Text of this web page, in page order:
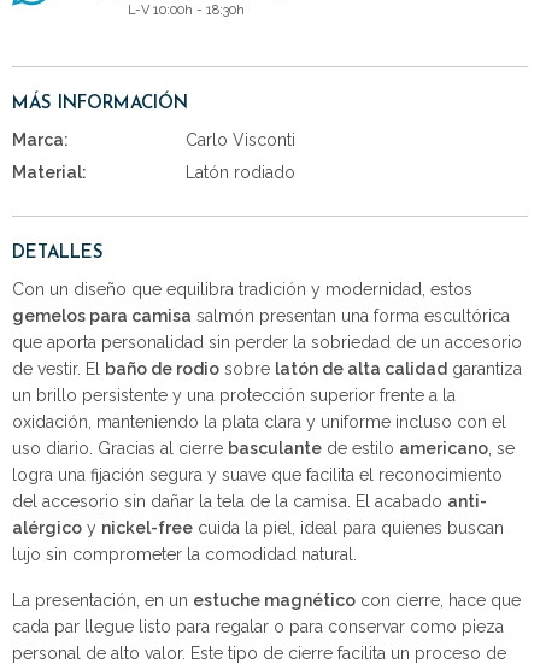
L-V 10:00h - 18:30h
MÁS INFORMACIÓN
Marca:
Carlo Visconti
Material:
Latón rodiado
DETALLES
Con un diseño que equilibra tradición y modernidad, estos
gemelos para camisa salmón presentan una forma escultórica
que aporta personalidad sin perder la sobriedad de un accesorio
de vestir. El baño de rodio sobre latón de alta calidad garantiza
un brillo persistente y una protección superior frente a la
oxidación, manteniendo la plata clara y uniforme incluso con el
uso diario. Gracias al cierre basculante de estilo americano , se
logra una fijación segura y suave que facilita el reconocimiento
del accesorio sin dañar la tela de la camisa. El acabado anti-
alérgico y nickel-free cuida la piel, ideal para quienes buscan
lujo sin comprometer la comodidad natural.
La presentación, en un estuche magnético con cierre, hace que
cada par llegue listo para regalar o para conservar como pieza
personal de alto valor. Este tipo de cierre facilita un proceso de